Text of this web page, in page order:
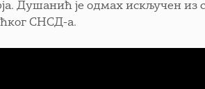
Душанић је одмах искључен из
СНСД-а.